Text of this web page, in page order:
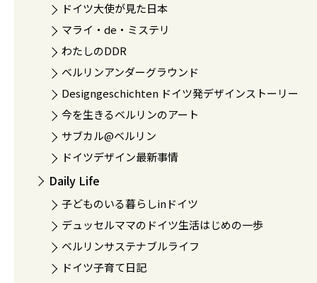
ドイツ大使が見た日本
マライ・de・ミステリ
わたしのDDR
ベルリンアンダーグラウンド
Designgeschichten ドイツ発デザインストーリー
今を生きるベルリンのアート
サブカル@ベルリン
ドイツデザイン最新事情
Daily Life
子どものいる暮らしinドイツ
デュッセルママのドイツ生活はじめの一歩
ベルリンサステナブルライフ
ドイツ子育て日記